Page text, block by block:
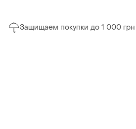
Защищаем покупки до 1 000 грн